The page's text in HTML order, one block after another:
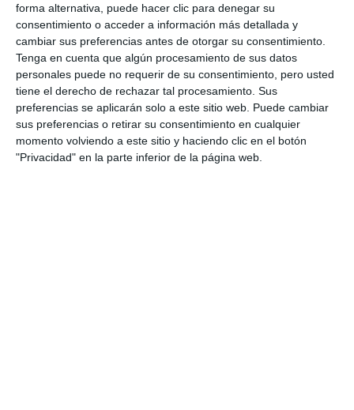
forma alternativa, puede hacer clic para denegar su
consentimiento o acceder a información más detallada y
cambiar sus preferencias antes de otorgar su consentimiento.
Tenga en cuenta que algún procesamiento de sus datos
personales puede no requerir de su consentimiento, pero usted
tiene el derecho de rechazar tal procesamiento. Sus
preferencias se aplicarán solo a este sitio web. Puede cambiar
sus preferencias o retirar su consentimiento en cualquier
momento volviendo a este sitio y haciendo clic en el botón
"Privacidad" en la parte inferior de la página web.